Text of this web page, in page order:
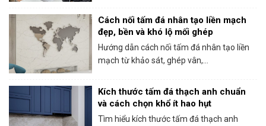
Cách nối tấm đá nhân tạo liền mạch
đẹp, bền và khó lộ mối ghép
Hướng dẫn cách nối tấm đá nhân tạo liền
mạch từ khảo sát, ghép vân,...
Kích thước tấm đá thạch anh chuẩn
và cách chọn khổ ít hao hụt
Tìm hiểu kích thước tấm đá thạch anh